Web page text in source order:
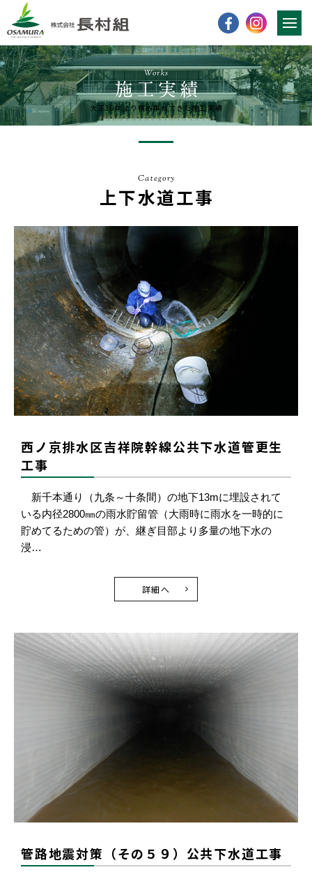
Works
大正10年より積み重ねてきた施工実績
上下水道工事
Category
西ノ京排水区吉祥院幹線公共下水道管更生
工事
新千本通り（九条～十条間）の地下13mに埋設されて
いる内径2800㎜の雨水貯留管（大雨時に雨水を一時的に
貯めてるための管）が、継ぎ目部より多量の地下水の
浸…
詳細へ
管路地震対策（その５９）公共下水道工事